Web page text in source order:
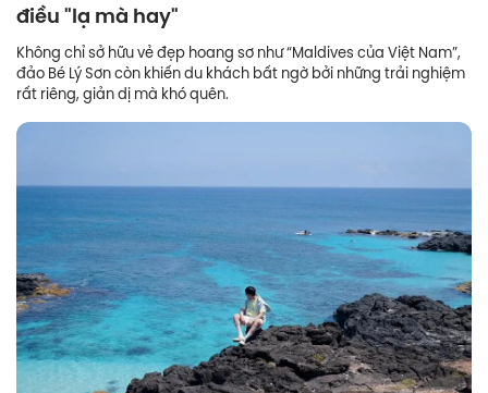
điều "lạ mà hay"
Không chỉ sở hữu vẻ đẹp hoang sơ như “Maldives của Việt Nam”,
đảo Bé Lý Sơn còn khiến du khách bất ngờ bởi những trải nghiệm
rất riêng, giản dị mà khó quên.